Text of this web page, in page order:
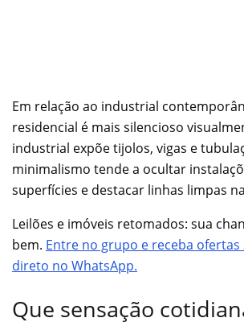
Em relação ao industrial
residencial é mais silencioso
industrial expõe tijolos, vigas e
minimalismo tende a ocultar
superfícies e destacar linhas limpas na
Leilões e imóveis retomados: sua
bem. Entre no grupo e receba ofertas
direto no WhatsApp.
Que sensação